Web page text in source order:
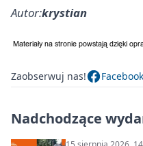
Autor:krystian
Zaobserwuj nas! Facebook
Nadchodzące